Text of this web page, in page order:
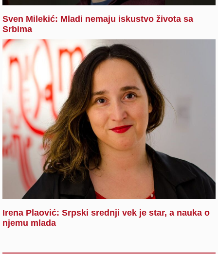
Sven Milekić: Mladi nemaju iskustvo života sa
Srbima
Irena Plaović: Srpski srednji vek je star, a nauka o
njemu mlada